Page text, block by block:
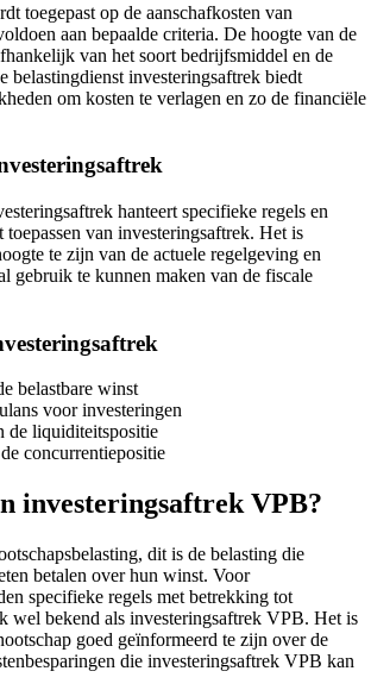
toegepast op de aanschafkosten van
aan bepaalde criteria. De hoogte van de
van het soort bedrijfsmiddel en de
belastingdienst investeringsaftrek biedt
om kosten te verlagen en zo de financiële
hanteert specifieke regels en
van investeringsaftrek. Het is
te zijn van de actuele regelgeving en
gebruik te kunnen maken van de fiscale
belastbare winst
voor investeringen
de liquiditeitspositie
concurrentiepositie
investeringsaftrek VPB?
dit is de belasting die
betalen over hun winst. Voor
specifieke regels met betrekking tot
wel bekend als investeringsaftrek VPB. Het is
goed geïnformeerd te zijn over de
die investeringsaftrek VPB kan